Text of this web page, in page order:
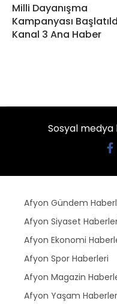
Milli Dayanışma
Kampanyası
Kanal 3 Ana Haber
Sosyal medya
Afyon Gündem
Afyon Siyaset
Afyon Ekonomi
Afyon Spor Haberleri
Afyon Magazin
Afyon Yaşam